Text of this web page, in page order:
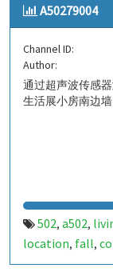
ilq,chid
A50279004
Channel ID:
Author:
通过超声波传感
生活展小房南边墙
502, a502,
location, fall,
声波,生活,